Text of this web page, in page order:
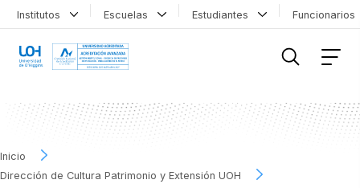
Institutos Escuelas Estudiantes
Inicio
Dirección de Cultura Patrimonio y Extensión UOH